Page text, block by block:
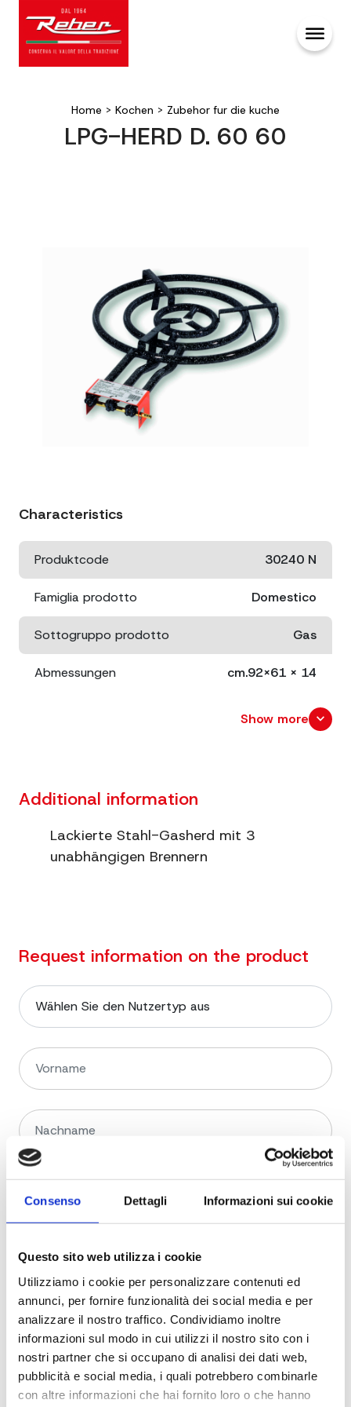
Consenso Dettagli Informazioni sui cookie
Questo sito web utilizza i cookie
Utilizziamo i cookie per personalizzare contenuti ed
annunci, per fornire funzionalità dei social media e per
analizzare il nostro traffico. Condividiamo inoltre
informazioni sul modo in cui utilizzi il nostro sito con i
nostri partner che si occupano di analisi dei dati web,
pubblicità e social media, i quali potrebbero combinarle
con altre informazioni che hai fornito loro o che hanno
Home > Kochen > Zubehor fur die kuche
LPG-HERD D. 60 60
Characteristics
Produktcode 30240 N
Famiglia prodotto Domestico
Sottogruppo prodotto Gas
Abmessungen cm.92x61 x 14
cm.94x63 x 15
Show more expand_more
Additional information
Lackierte Stahl-Gasherd mit 3
unabhängigen Brennern
Request information on the product